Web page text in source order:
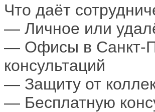
Что даёт
— Личное или
— Офисы в Санкт-
консультаций
— Защиту от
— Бесплатную